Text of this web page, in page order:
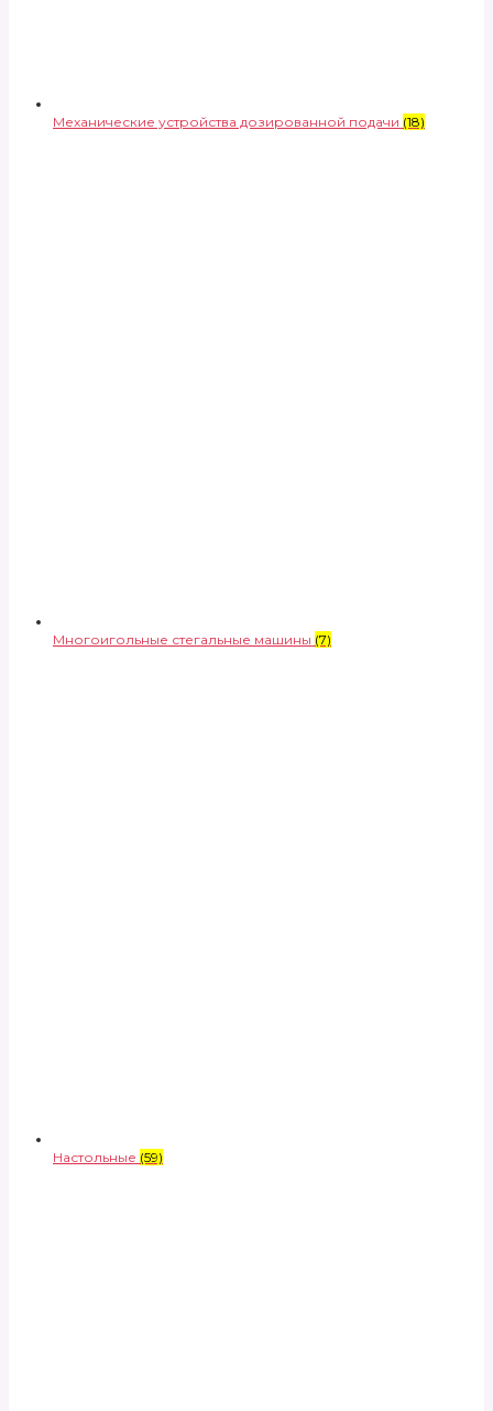
Механические устройства дозированной подачи (18)
Многоигольные стегальные машины (7)
Настольные (59)